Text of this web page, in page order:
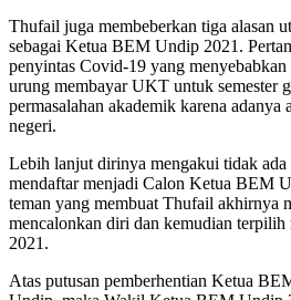
Thufail juga membeberkan tiga alasan
sebagai Ketua BEM Undip 2021.
penyintas Covid-19 yang
urung membayar UKT untuk semester
permasalahan akademik karena adanya
negeri.
Lebih lanjut dirinya mengakui tidak
mendaftar menjadi Calon Ketua BEM
teman yang membuat Thufail akhirnya
mencalonkan diri dan kemudian
2021.
Atas putusan pemberhentian Ketua